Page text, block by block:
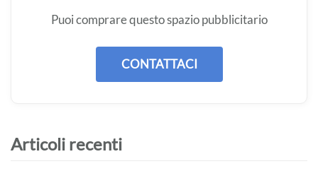
Puoi comprare questo spazio pubblicitario
CONTATTACI
Articoli recenti